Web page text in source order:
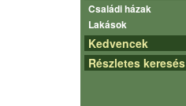
Családi házak
Lakások
Kedvencek
Részletes keresés